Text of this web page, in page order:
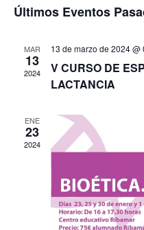
fecha.
Últimos Eventos
MAR
13
2024
13 de marzo de 2024 @
V CURSO DE
LACTANCIA
ENE
23
2024